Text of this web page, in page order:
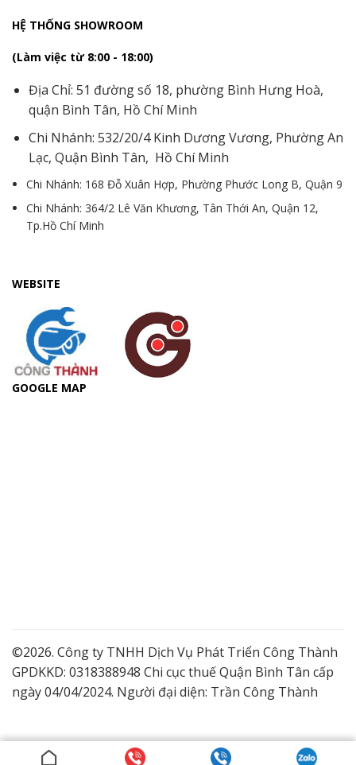
HỆ THỐNG SHOWROOM
(Làm việc từ 8:00 - 18:00)
Địa Chỉ: 51 đường số 18, phường Bình Hưng Hoà,
quận Bình Tân, Hồ Chí Minh
Chi Nhánh: 532/20/4 Kinh Dương Vương, Phường An
Lạc, Quận Bình Tân, Hồ Chí Minh
Chi Nhánh: 168 Đỗ Xuân Hợp, Phường Phước Long B, Quận 9
Chi Nhánh: 364/2 Lê Văn Khương, Tân Thới An, Quận 12,
Tp.Hồ Chí Minh
WEBSITE
GOOGLE MAP
©2026. Công ty TNHH Dịch Vụ Phát Triển Công Thành
GPDKKD: 0318388948 Chi cục thuế Quận Bình Tân cấp
ngày 04/04/2024. Người đại diện: Trần Công Thành
Lắp Camera Quận 9 Giá Tốt
Dịch vụ lắp đặt camera trọn gói